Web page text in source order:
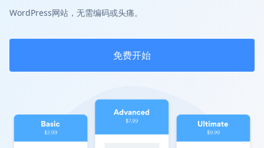
WordPress网站，无需编码或头痛。
免费开始